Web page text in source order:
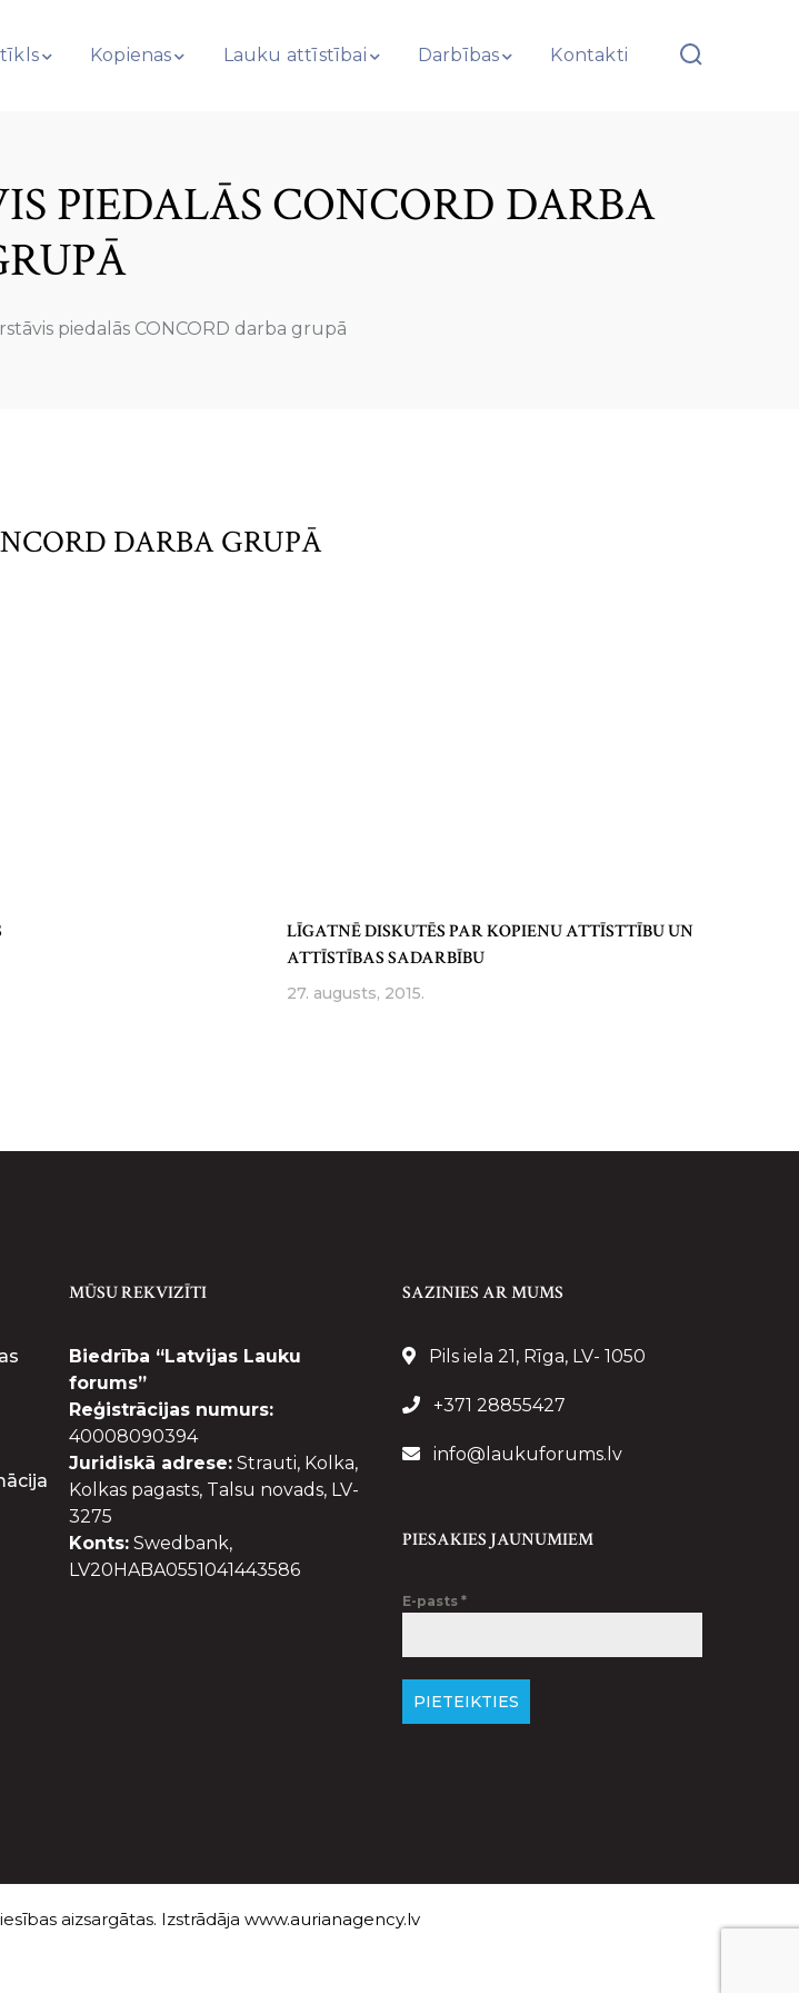
Kopienas Lauku attīstībai Darbības Kontakti
PIEDALĀS CONCORD DARBA
piedalās CONCORD darba grupā
DARBA GRUPĀ
LĪGATNĒ DISKUTĒS PAR KOPIENU ATTĪSTTĪBU UN
ATTĪSTĪBAS SADARBĪBU
27. augusts, 2015.
MŪSU REKVIZĪTI
Biedrība “Latvijas Lauku
forums”
Reģistrācijas numurs:
40008090394
Juridiskā adrese: Strauti, Kolka,
Kolkas pagasts, Talsu novads, LV-
3275
Konts: Swedbank,
LV20HABA0551041443586
SAZINIES AR MUMS
Pils iela 21, Rīga, LV- 1050
+371 28855427
info@laukuforums.lv
PIESAKIES JAUNUMIEM
E-pasts *
PIETEIKTIES
aizsargātas. Izstrādāja www.aurianagency.lv